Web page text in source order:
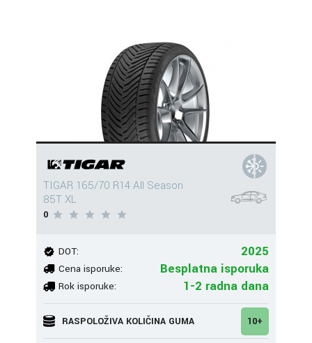
TIGAR 165/70 R14 All Season
85T XL
0
DOT: 2025
Cena isporuke: Besplatna isporuka
Rok isporuke: 1-2 radna dana
RASPOLOŽIVA KOLIČINA GUMA 10+